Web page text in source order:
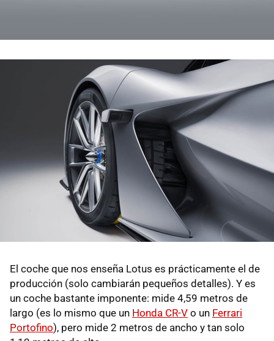
El coche que nos enseña Lotus es prácticamente el de
producción (solo cambiarán pequeños detalles). Y es
un coche bastante imponente: mide 4,59 metros de
largo (es lo mismo que un Honda CR-V o un Ferrari
Portofino), pero mide 2 metros de ancho y tan solo